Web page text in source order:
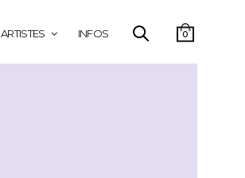
ARTISTES INFOS 0